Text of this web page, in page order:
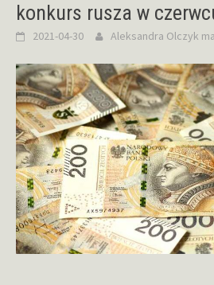
konkurs rusza w
2021-04-30 Aleksandra Olczyk